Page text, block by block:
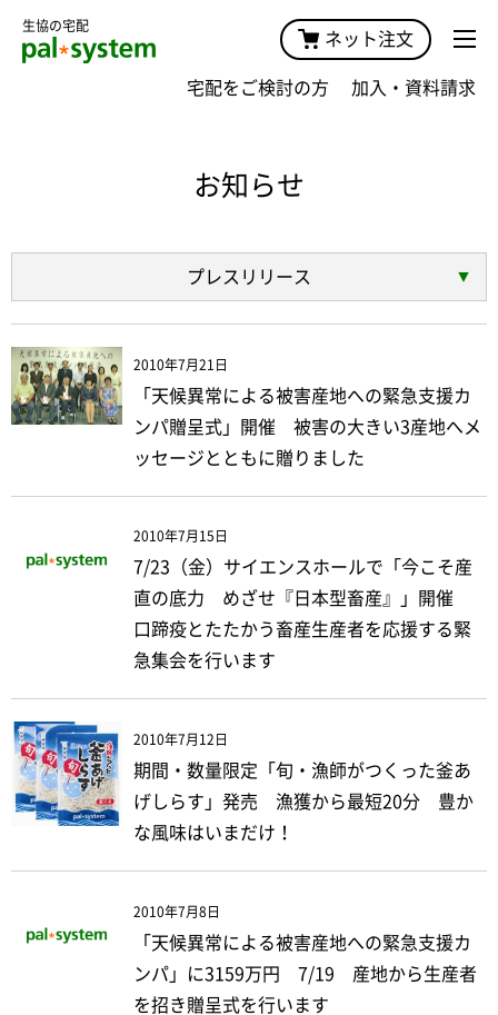
生協の宅配
ネット注文
宅配をご検討の方 加入・資料請求
お知らせ
プレスリリース
2010年7月21日
「天候異常による被害産地への緊急支援カ
ンパ贈呈式」開催 被害の大きい3産地へメ
ッセージとともに贈りました
2010年7月15日
7/23（金）サイエンスホールで「今こそ産
直の底力 めざせ『日本型畜産』」開催
口蹄疫とたたかう畜産生産者を応援する緊
急集会を行います
2010年7月12日
期間・数量限定「旬・漁師がつくった釜あ
げしらす」発売 漁獲から最短20分 豊か
な風味はいまだけ！
2010年7月8日
「天候異常による被害産地への緊急支援カ
ンパ」に3159万円 7/19 産地から生産者
を招き贈呈式を行います